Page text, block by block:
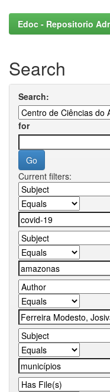
Edoc - Repositorio
Search
Search:
for
Current filters: